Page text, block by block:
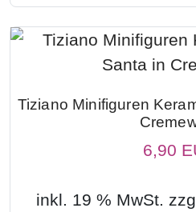
Tiziano Minifiguren
6,90
inkl. 19 % MwSt.